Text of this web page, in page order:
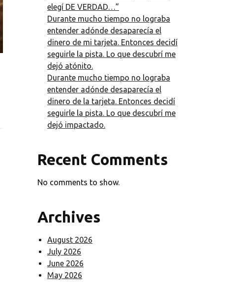
elegí DE VERDAD…”
Durante mucho tiempo no lograba
entender adónde desaparecía el
dinero de mi tarjeta. Entonces decidí
seguirle la pista. Lo que descubrí me
dejó atónito.
Durante mucho tiempo no lograba
entender adónde desaparecía el
dinero de la tarjeta. Entonces decidí
seguirle la pista. Lo que descubrí me
dejó impactado.
Recent Comments
No comments to show.
Archives
August 2026
July 2026
June 2026
May 2026